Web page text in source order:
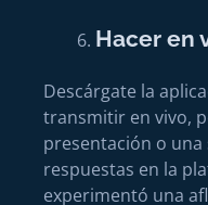
Hacer en
Descárgate la
transmitir en vivo,
presentación o
respuestas en la
experimentó una